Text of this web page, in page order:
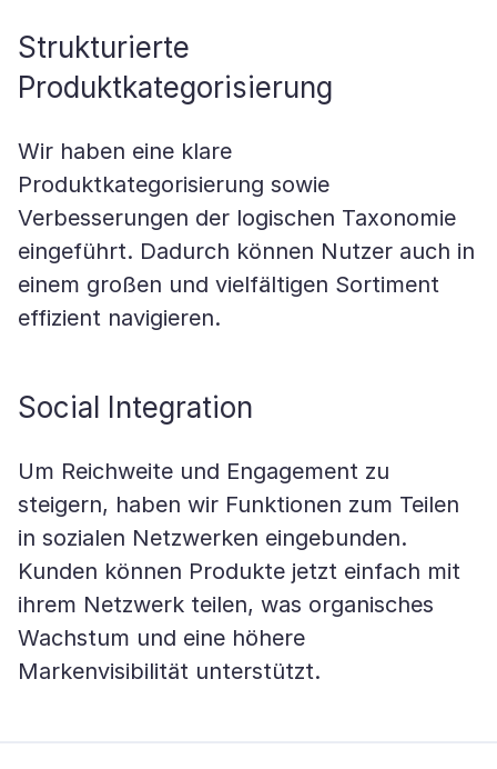
Strukturierte
Produktkategorisierung
Wir haben eine klare
Produktkategorisierung sowie
Verbesserungen der logischen Taxonomie
eingeführt. Dadurch können Nutzer auch in
einem großen und vielfältigen Sortiment
effizient navigieren.
Social Integration
Um Reichweite und Engagement zu
steigern, haben wir Funktionen zum Teilen
in sozialen Netzwerken eingebunden.
Kunden können Produkte jetzt einfach mit
ihrem Netzwerk teilen, was organisches
Wachstum und eine höhere
Markenvisibilität unterstützt.